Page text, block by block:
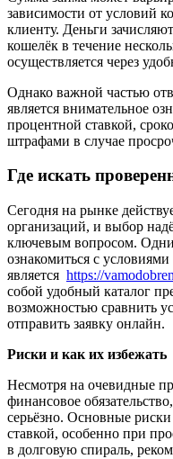
зависимости от условий
клиенту. Деньги
кошелёк в течение
осуществляется через
Однако важной частью
является внимательное
процентной ставкой,
штрафами в случае
Где искать
Сегодня на рынке
организаций, и выбор
ключевым вопросом.
ознакомиться с
является https://
собой удобный каталог
возможностью сравнить
отправить заявку онлайн.
Риски и как их избежать
Несмотря на очевидные
финансовое
серьёзно. Основные
ставкой, особенно при
в долговую спираль,